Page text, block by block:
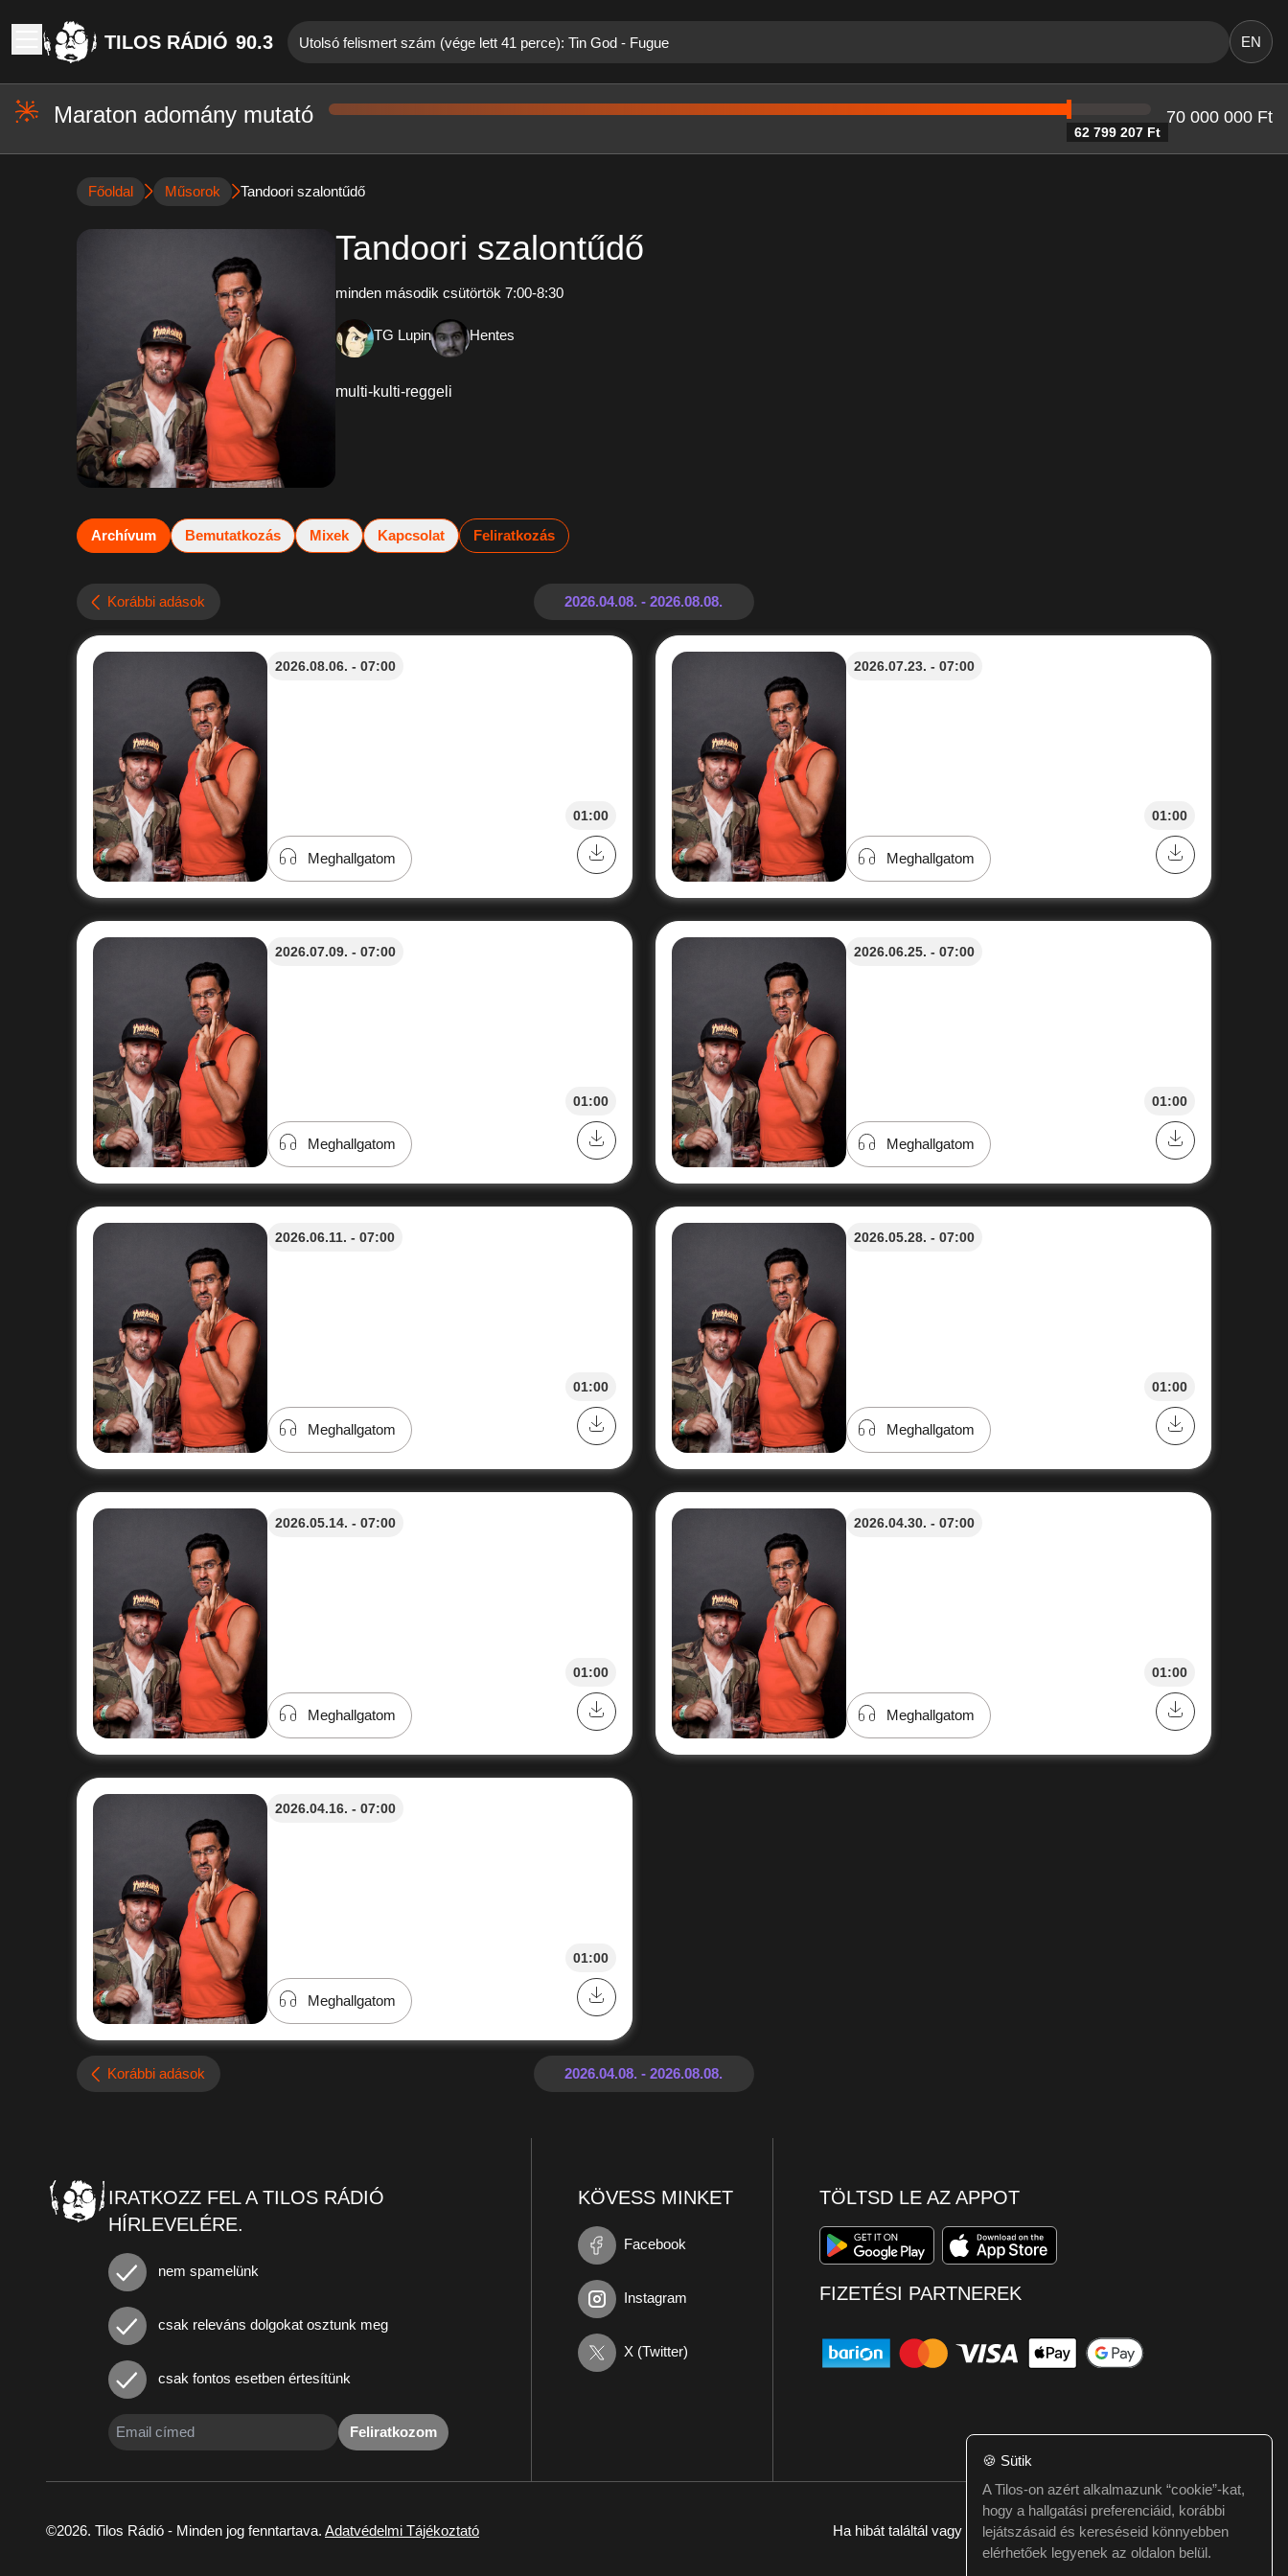
TILOS RÁDIÓ 90.3 Utolsó felismert szám (vége lett 41 perce): Tin God - Fugue EN
Maraton adomány mutató
62 799 207 Ft
70 000 000 Ft
Főoldal Műsorok Tandoori szalontűdő
Tandoori szalontűdő
minden második csütörtök 7:00-8:30
TG Lupin Hentes
multi-kulti-reggeli
Archívum Bemutatkozás Mixek Kapcsolat Feliratkozás
Korábbi adások
2026.08.06. - 07:00
01:00
Meghallgatom
2026.07.23. - 07:00
01:00
Meghallgatom
2026.07.09. - 07:00
01:00
Meghallgatom
2026.06.25. - 07:00
01:00
Meghallgatom
2026.06.11. - 07:00
01:00
Meghallgatom
2026.05.28. - 07:00
01:00
Meghallgatom
2026.05.14. - 07:00
01:00
Meghallgatom
2026.04.30. - 07:00
01:00
Meghallgatom
2026.04.16. - 07:00
01:00
Meghallgatom
Korábbi adások
IRATKOZZ FEL A TILOS RÁDIÓ
HÍRLEVELÉRE.
nem spamelünk
csak releváns dolgokat osztunk meg
csak fontos esetben értesítünk
Feliratkozom
KÖVESS MINKET
Facebook
Instagram
X (Twitter)
TÖLTSD LE AZ APPOT
FIZETÉSI PARTNEREK
©2026. Tilos Rádió - Minden jog fenntartava. Adatvédelmi Tájékoztató Ha hibát találtál vagy kérdésed van itt jelezd:webmester@tilos.hu
🍪 Sütik
A Tilos-on azért alkalmazunk “cookie”-kat,
hogy a hallgatási preferenciáid, korábbi
lejátszásaid és kereséseid könnyebben
elérhetőek legyenek az oldalon belül.